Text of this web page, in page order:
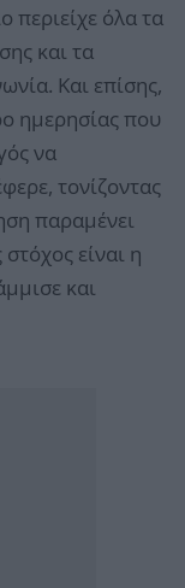
περιείχε όλα τα
και τα
Και επίσης,
ημερησίας που
να
τονίζοντας
παραμένει
είναι η
και